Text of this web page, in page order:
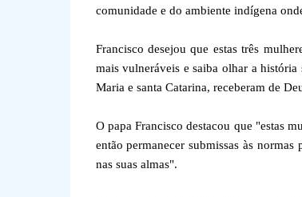
comunidade e do ambiente indígena
Francisco desejou que estas três
mais vulneráveis e saiba olhar a história
Maria e santa Catarina, receberam de
O papa Francisco destacou que "estas
então permanecer submissas às
nas suas almas".